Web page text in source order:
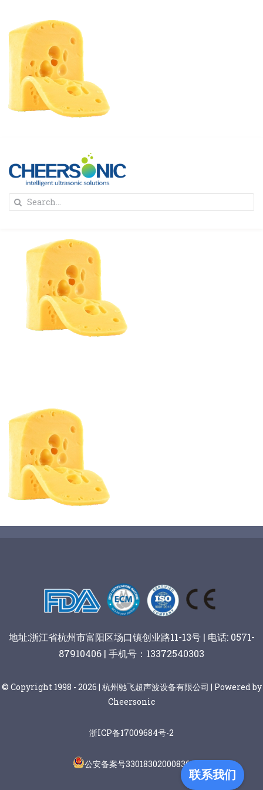
content
解决方案
蛋糕切割机
圆蛋糕切割机
蛋糕切片机
三角蛋糕切割机
块状奶酪切片
条状奶酪切片
挤出奶酪切片
披萨切割机
三明治切割机
寿司切割机
面团
常温面团切割
冷冻面团切割
糕点/糖果
牛轧糖切割
阿胶糕切片
宠物食品
超声波设备
人才招聘
联系我们
Search
地址:浙江省杭州市富阳区场口镇创业路11-13号 | 电话: 0571-
87910406 | 手机号：13372540303
© Copyright 1998 - 2026 | 杭州驰飞超声波设备有限公司 | Powered by
Cheersonic
浙ICP备17009684号-2
公安备案号33018302000836
联系我们